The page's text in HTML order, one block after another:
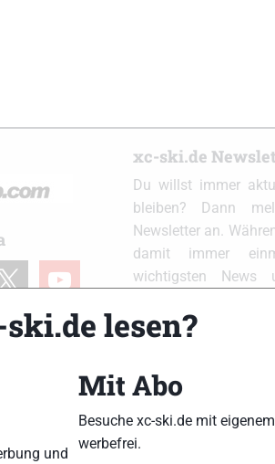
youtube
xc-ski.de
Du willst immer
bleiben? Dann
Newsletter an.
damit immer
wichtigsten
Datenschutz
lesen?
und
Mit Abo
Besuche xc-ski.de mit
werbefrei.